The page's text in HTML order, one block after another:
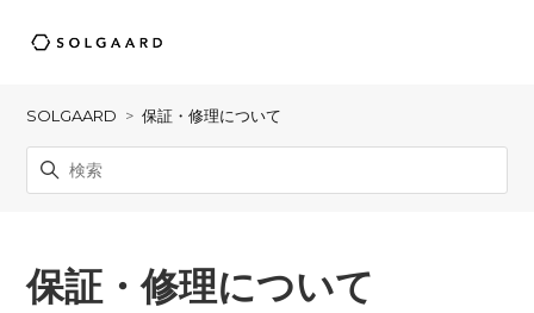
SOLGAARD 保証・修理について
保証・修理について